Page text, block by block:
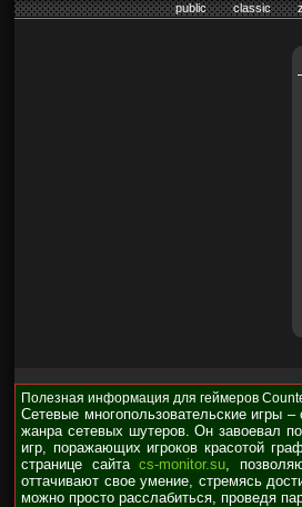
public classic
Полезная информация для геймеров
Сетевые многопользовательские игры
жанра сетевых шутеров. Он завоевал
игр, поражающих игроков красотой
странице сайта cs-monitor.su,
оттачивают свое умение, стремясь
можно просто расслабиться, проведя